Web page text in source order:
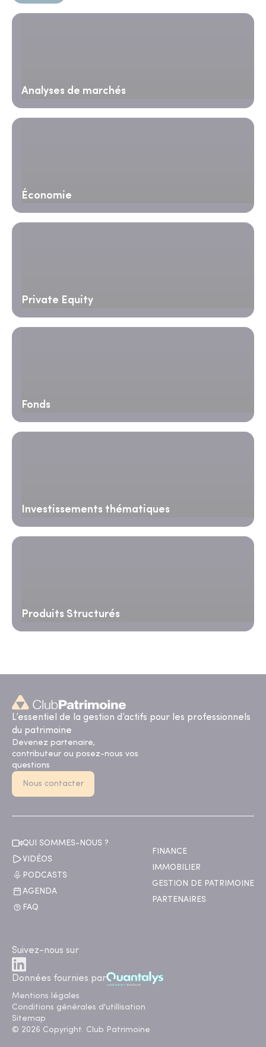
Analyses de marchés
Économie
Private Equity
Fonds
Investissements thématiques
Produits Structurés
L’essentiel de la gestion d’actifs pour les professionnels
du patrimoine
Devenez partenaire,
contributeur ou posez-nous vos
questions
Nous contacter
QUI SOMMES-NOUS ?
VIDÉOS
PODCASTS
AGENDA
FAQ
FINANCE
IMMOBILIER
GESTION DE PATRIMOINE
PARTENAIRES
Suivez-nous sur
Données fournies par
Mentions légales
Conditions générales d'utillisation
Sitemap
© 2026 Copyright. Club Patrimoine